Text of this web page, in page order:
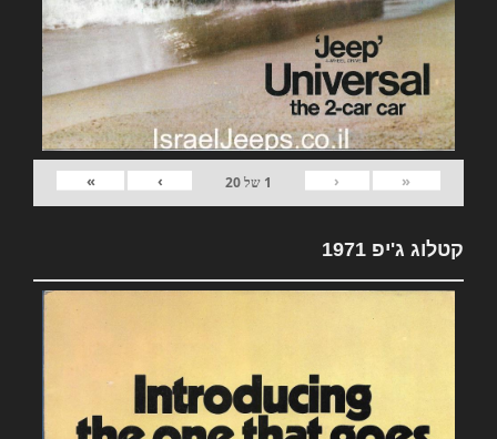
«
‹
1 של20
›
»
קטלוג ג'יפ 1971